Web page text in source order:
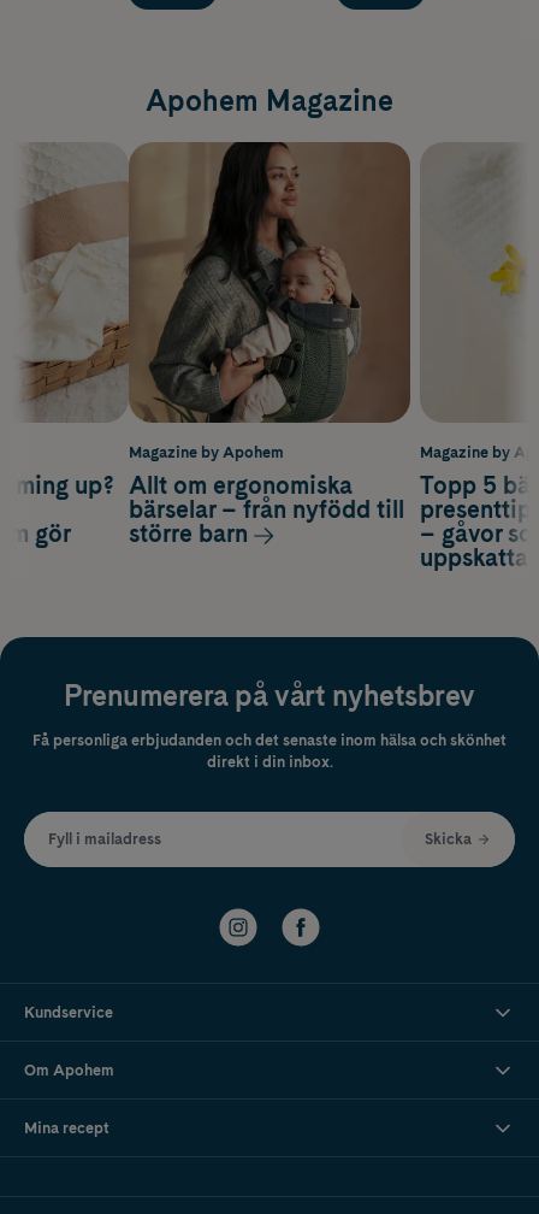
Apohem Magazine
Magazine by
Topp 5
– gåvor
up?
gör
Magazine by Apohem
Allt om ergonomiska
bärselar – från nyfödd till
större barn
Prenumerera på vårt nyhetsbrev
Få personliga erbjudanden och det senaste inom hälsa och skönhet
direkt i din inbox.
Fyll i mailadress Skicka
Kundservice
Om Apohem
Mina recept